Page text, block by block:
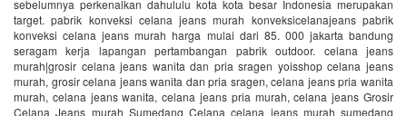
sebelumnya perkenalkan dahululu kota kota besar Indonesia merupakan
target. pabrik konveksi celana jeans murah konveksicelanajeans pabrik
konveksi celana jeans murah harga mulai dari 85. 000 jakarta bandung
seragam kerja lapangan pertambangan pabrik outdoor. celana jeans
murah|grosir celana jeans wanita dan pria sragen yoisshop celana jeans
murah, grosir celana jeans wanita dan pria sragen, celana jeans pria wanita
murah, celana jeans wanita, celana jeans pria murah, celana jeans Grosir
Celana Jeans murah Sumedang Celana celana jeans murah sumedang